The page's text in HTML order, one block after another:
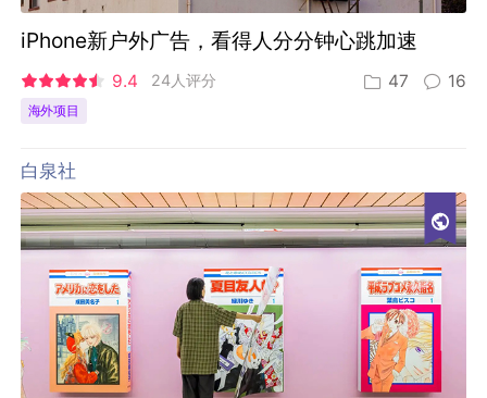
iPhone新户外广告，看得人分分钟心跳加速
9.4 24人评分 47 16
海外项目
白泉社